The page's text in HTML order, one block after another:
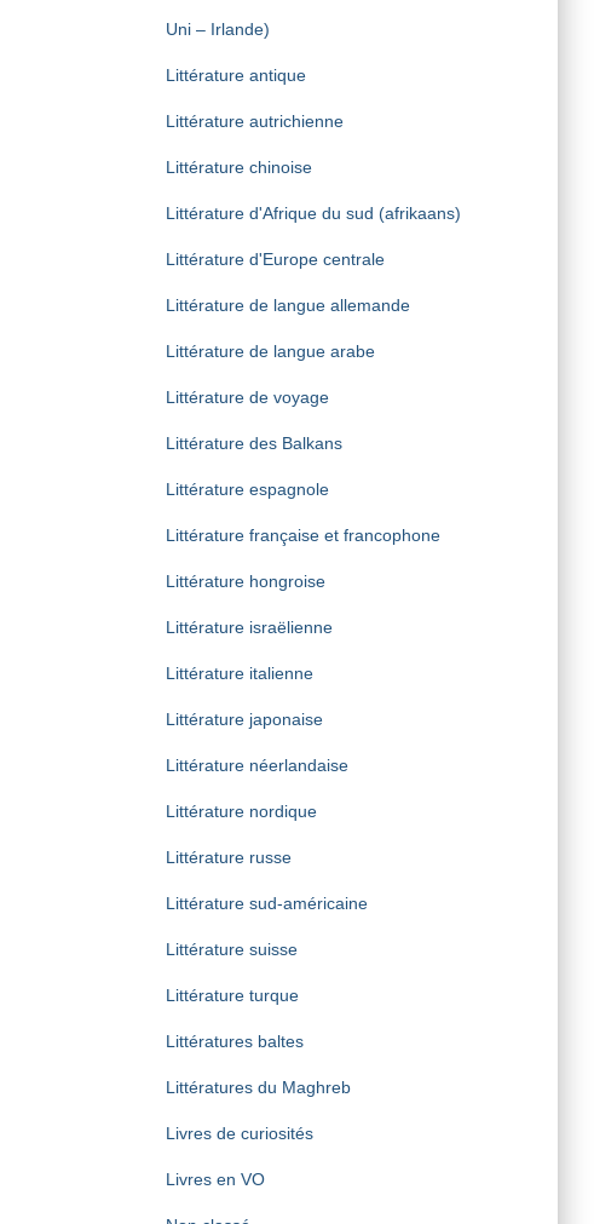
Uni – Irlande)
Littérature antique
Littérature autrichienne
Littérature chinoise
Littérature d'Afrique du sud (afrikaans)
Littérature d'Europe centrale
Littérature de langue allemande
Littérature de langue arabe
Littérature de voyage
Littérature des Balkans
Littérature espagnole
Littérature française et francophone
Littérature hongroise
Littérature israëlienne
Littérature italienne
Littérature japonaise
Littérature néerlandaise
Littérature nordique
Littérature russe
Littérature sud-américaine
Littérature suisse
Littérature turque
Littératures baltes
Littératures du Maghreb
Livres de curiosités
Livres en VO